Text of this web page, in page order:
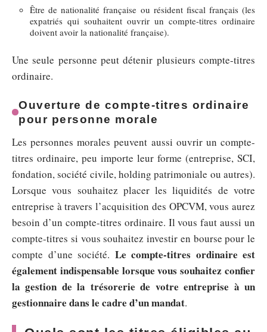
Être de nationalité française ou résident fiscal français (les
expatriés qui souhaitent ouvrir un compte-titres ordinaire
doivent avoir la nationalité française).
Une seule personne peut détenir plusieurs compte-titres
ordinaire.
Ouverture de compte-titres ordinaire
pour personne morale
Les personnes morales peuvent aussi ouvrir un compte-
titres ordinaire, peu importe leur forme (entreprise, SCI,
fondation, société civile, holding patrimoniale ou autres).
Lorsque vous souhaitez placer les liquidités de votre
entreprise à travers l’acquisition des OPCVM, vous aurez
besoin d’un compte-titres ordinaire. Il vous faut aussi un
compte-titres si vous souhaitez investir en bourse pour le
compte d’une société. Le compte-titres ordinaire est
également indispensable lorsque vous souhaitez confier
la gestion de la trésorerie de votre entreprise à un
gestionnaire dans le cadre d’un mandat.